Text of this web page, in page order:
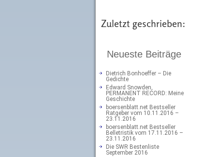
Zuletzt geschrieben:
Neueste Beiträge
Dietrich Bonhoeffer – Die
Gedichte
Edward Snowden,
PERMANENT RECORD: Meine
Geschichte
boersenblatt.net Bestseller
Ratgeber vom 10.11.2016 –
23.11.2016
boersenblatt.net Bestseller
Belletristik vom 17.11.2016 –
23.11.2016
Die SWR Bestenliste
September 2016